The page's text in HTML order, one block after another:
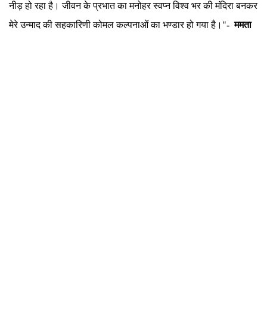
नीड़ हो रहा है। जीवन के प्रभात का मनोहर स्वप्न विश्व भर की मंदिरा बनकर
मेरे उन्माद की सहकारिणी कोमल कल्पनाओं का भण्डार हो गया है।"- ममता